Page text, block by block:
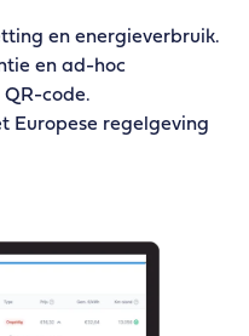
en energieverbruik.
en ad-hoc
code.
Europese regelgeving